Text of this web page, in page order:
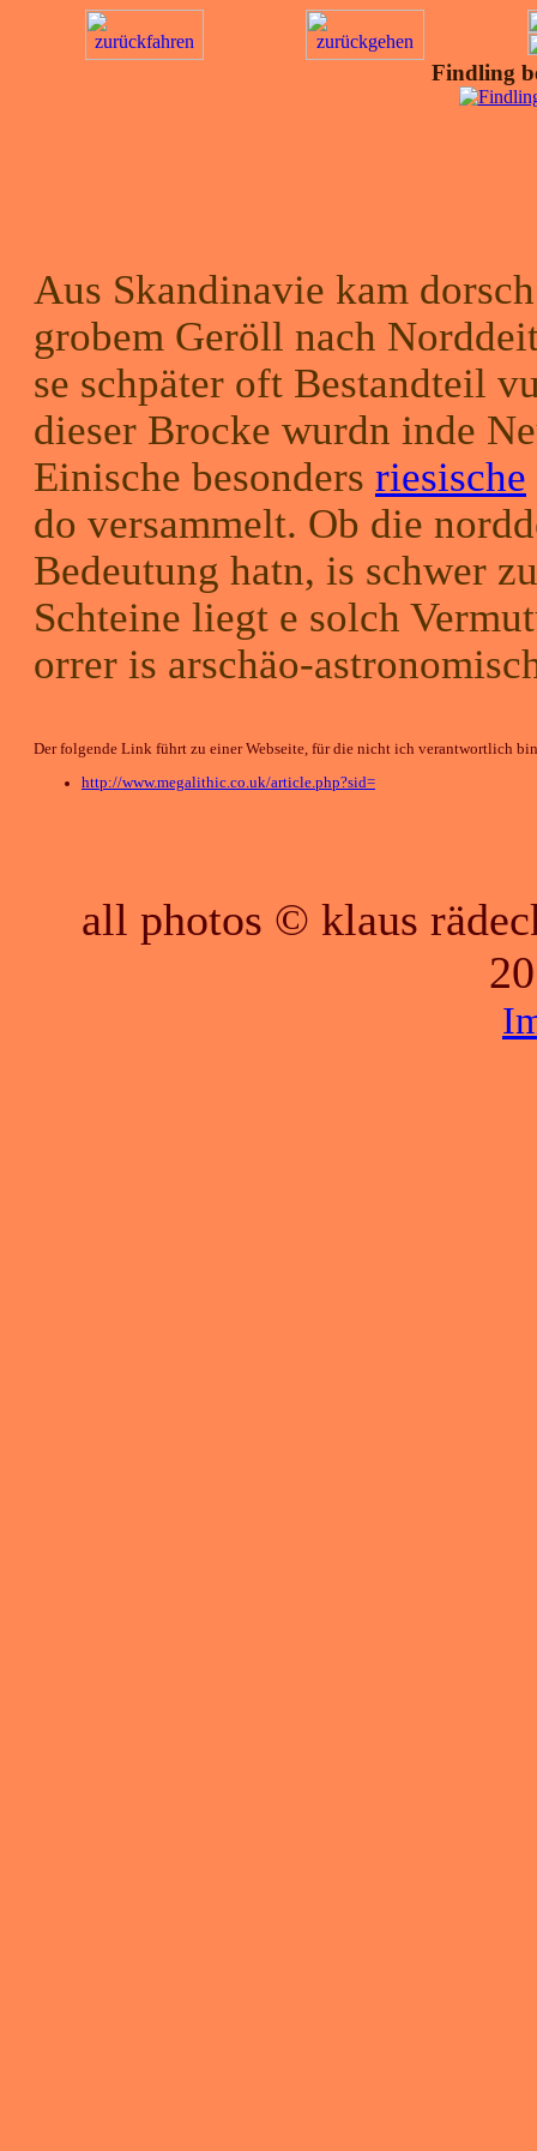
Findling
Aus Skandinavie kam
grobem Geröll nach
se schpäter oft Bestandteil
dieser Brocke wurdn inde
Einische besonders riesische
do versammelt. Ob die
Bedeutung hatn, is schwer
Schteine liegt e solch
orrer is arschäo-
Der folgende Link führt zu einer Webseite, für die nicht ich verantwortlich
http://www.megalithic.co.uk/article.php?sid=
all photos © klaus